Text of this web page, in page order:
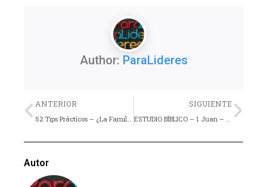
Author: ParaLideres
Previo
ANTERIOR SIGUIENTE
Autor